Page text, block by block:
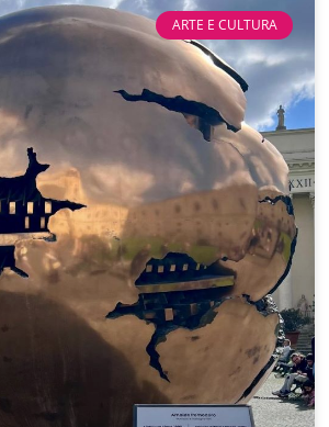
ARTE E CULTURA